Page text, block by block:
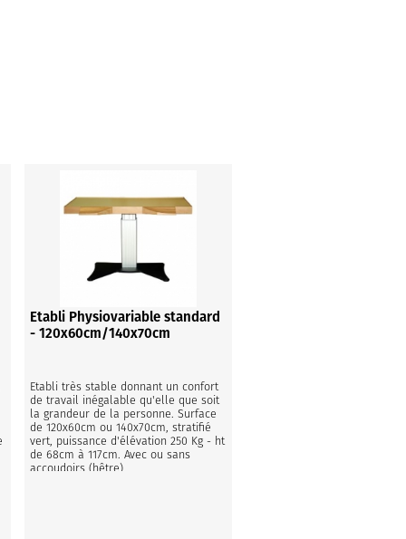
Etabli Physiovariable standard
- 120x60cm/140x70cm
Etabli très stable donnant un confort
de travail inégalable qu'elle que soit
la grandeur de la personne. Surface
de 120x60cm ou 140x70cm, stratifié
vert, puissance d'élévation 250 Kg - ht
de 68cm à 117cm. Avec ou sans
accoudoirs (hêtre)